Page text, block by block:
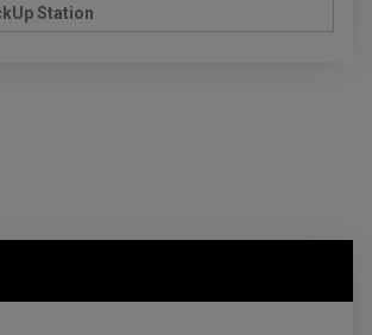
Station